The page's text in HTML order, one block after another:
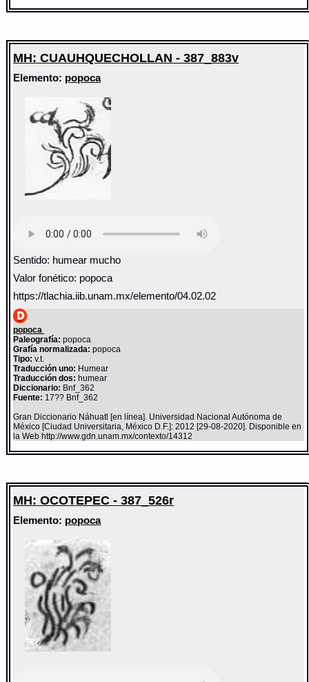
MH: CUAUHQUECHOLLAN - 387_883v
Elemento: popoca
Sentido: humear mucho
Valor fonético: popoca
https://tlachia.iib.unam.mx/elemento/04.02.02
popoca
Paleografía: popoca
Grafía normalizada: popoca
Tipo: v.t.
Traducción uno: Humear
Traducción dos: humear
Diccionario: Bnf_362
Fuente: 17?? Bnf_362
Gran Diccionario Náhuatl [en línea]. Universidad Nacional Autónoma de
México [Ciudad Universitaria, México D.F.]: 2012 [29-08-2020]. Disponible en
la Web http://www.gdn.unam.mx/contexto/14312
MH: OCOTEPEC - 387_526r
Elemento: popoca